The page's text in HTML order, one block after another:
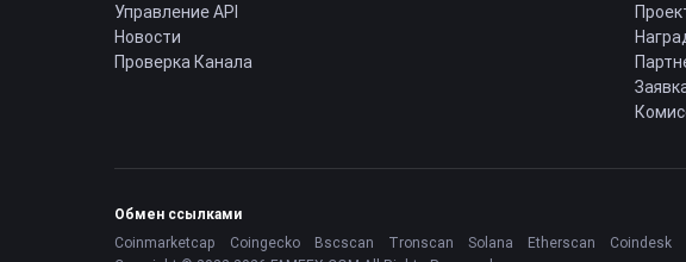
Управление API
Новости
Проверка Канала
Обмен ссылками
Coinmarketcap
Coingecko Bscscan Tronscan Solana Etherscan Coindesk